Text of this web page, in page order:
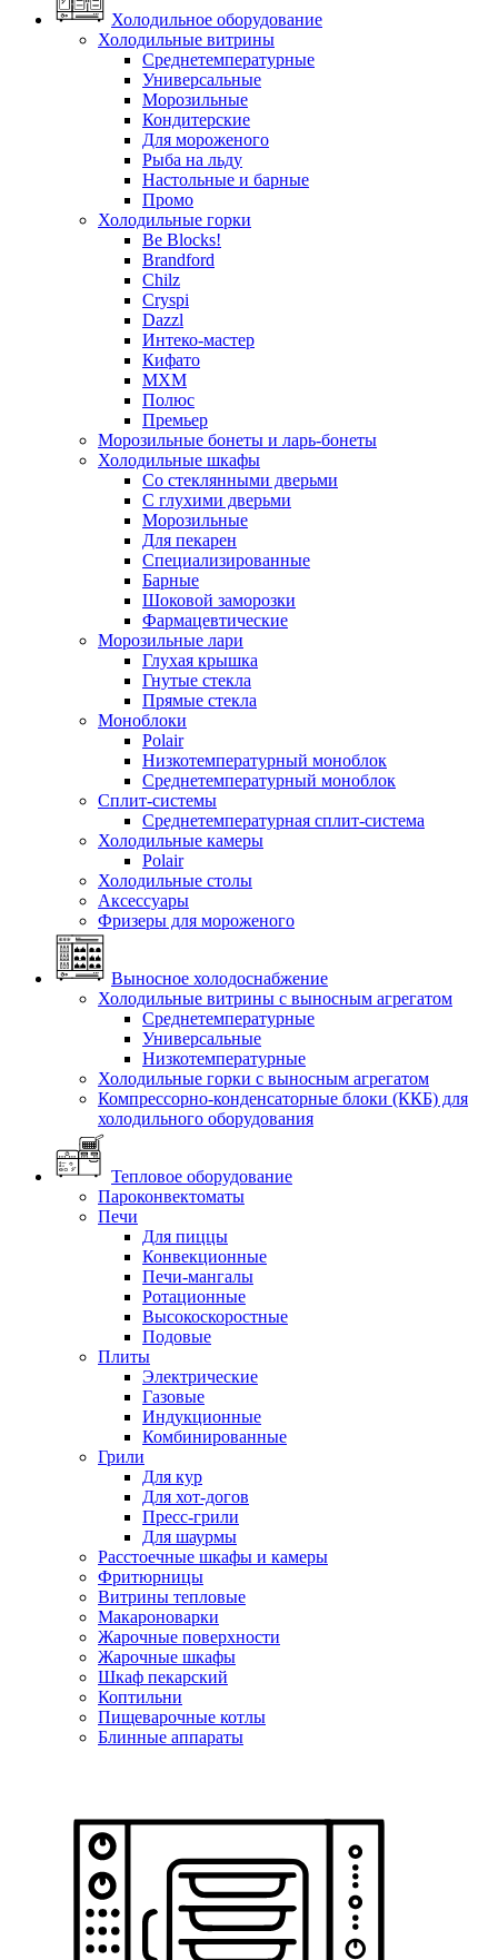
Холодильное оборудование
Холодильные витрины
Среднетемпературные
Универсальные
Морозильные
Кондитерские
Для мороженого
Рыба на льду
Настольные и барные
Промо
Холодильные горки
Be Blocks!
Brandford
Chilz
Cryspi
Dazzl
Интеко-мастер
Кифато
МХМ
Полюс
Премьер
Морозильные бонеты и ларь-бонеты
Холодильные шкафы
Со стеклянными дверьми
С глухими дверьми
Морозильные
Для пекарен
Специализированные
Барные
Шоковой заморозки
Фармацевтические
Морозильные лари
Глухая крышка
Гнутые стекла
Прямые стекла
Моноблоки
Polair
Низкотемпературный моноблок
Среднетемпературный моноблок
Сплит-системы
Среднетемпературная сплит-система
Холодильные камеры
Polair
Холодильные столы
Аксессуары
Фризеры для мороженого
Выносное холодоснабжение
Холодильные витрины с выносным агрегатом
Среднетемпературные
Универсальные
Низкотемпературные
Холодильные горки с выносным агрегатом
Компрессорно-конденсаторные блоки (ККБ) для
холодильного оборудования
Тепловое оборудование
Пароконвектоматы
Печи
Для пиццы
Конвекционные
Печи-мангалы
Ротационные
Высокоскоростные
Подовые
Плиты
Электрические
Газовые
Индукционные
Комбинированные
Грили
Для кур
Для хот-догов
Пресс-грили
Для шаурмы
Расстоечные шкафы и камеры
Фритюрницы
Витрины тепловые
Макароноварки
Жарочные поверхности
Жарочные шкафы
Шкаф пекарский
Коптильни
Пищеварочные котлы
Блинные аппараты